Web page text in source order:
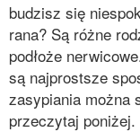
budzisz się
rana? Są różne
podłoże
są najprostsze
zasypiania można
przeczytaj poniżej.